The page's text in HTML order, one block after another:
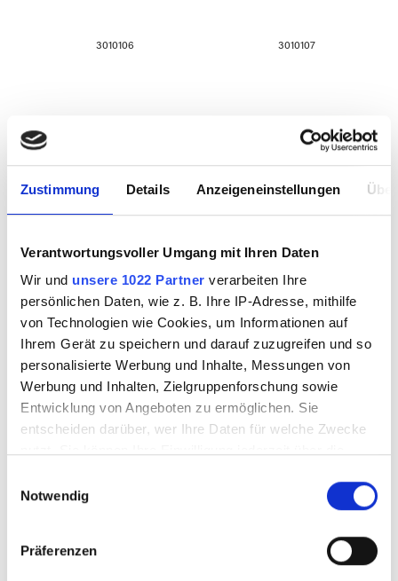
Zustimmung Details Anzeigeneinstellungen
Verantwortungsvoller Umgang mit Ihren Daten
Wir und unsere 1022 Partner verarbeiten Ihre
persönlichen Daten, wie z. B. Ihre IP-Adresse, mithilfe
von Technologien wie Cookies, um Informationen auf
Ihrem Gerät zu speichern und darauf zuzugreifen und so
personalisierte Werbung und Inhalte, Messungen von
Werbung und Inhalten, Zielgruppenforschung sowie
Entwicklung von Angeboten zu ermöglichen. Sie
entscheiden darüber, wer Ihre Daten für welche Zwecke
Trigger Symbol ändern oder widerrufen
Informationen über Ihre geografische Lage
Notwendig
Präferenzen
3010106 3010107
Wasserführung für
Kristall 2000S
3010110
Bohrkopf-Kühlung
3010111